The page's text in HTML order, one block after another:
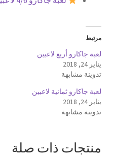
مرتبط
لعبة جاكارو أربع لاعبين
يناير 24, 2018
تدوينة مشابهة
لعبة جاكارو ثمانية لاعبين
يناير 24, 2018
تدوينة مشابهة
منتجات ذات صلة